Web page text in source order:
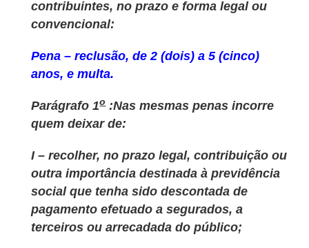
contribuintes, no prazo e forma legal ou
convencional:
Pena – reclusão, de 2 (dois) a 5 (cinco)
anos, e multa.
Parágrafo 1o:Nas mesmas penas incorre
quem deixar de:
I – recolher, no prazo legal, contribuição ou
outra importância destinada à previdência
social que tenha sido descontada de
pagamento efetuado a segurados, a
terceiros ou arrecadada do público;